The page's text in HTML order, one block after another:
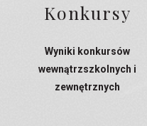
Konkursy
Wyniki konkursów
wewnątrzszkolnych i
zewnętrznych